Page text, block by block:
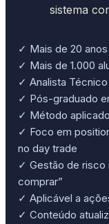
sistema
✓ Mais de 20
✓ Mais de 1.000
✓ Analista
✓ Pós-graduado
✓ Método
✓ Foco em
no day trade
✓ Gestão de risco
comprar”
✓ Aplicável a
✓ Conteúdo